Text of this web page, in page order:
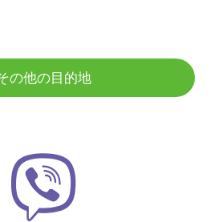
の他の目的地